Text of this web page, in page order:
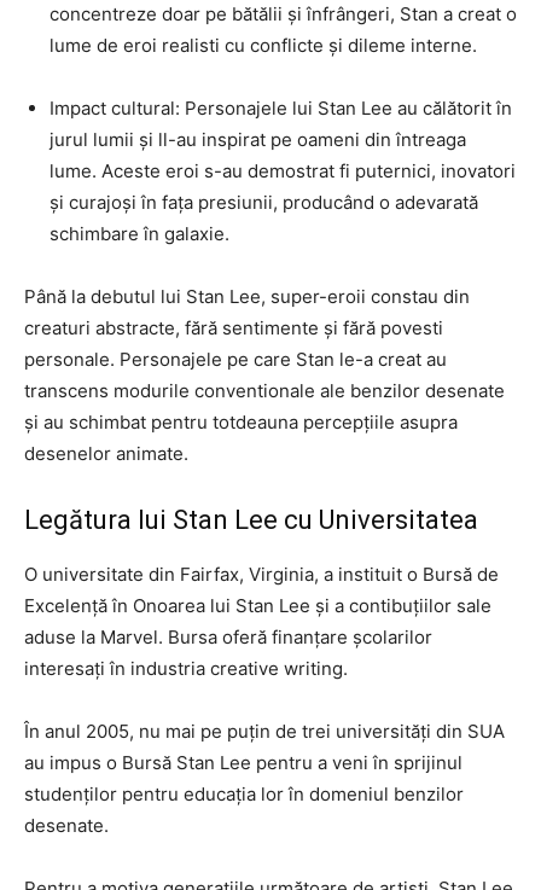
concentreze doar pe bătălii și înfrângeri, Stan a creat o
lume de eroi realisti cu conflicte și dileme interne.
Impact cultural: Personajele lui Stan Lee au călătorit în
jurul lumii și ll-au inspirat pe oameni din întreaga
lume. Aceste eroi s-au demostrat fi puternici, inovatori
și curajoși în fața presiunii, producând o adevarată
schimbare în galaxie.
Până la debutul lui Stan Lee, super-eroii constau din
creaturi abstracte, fără sentimente și fără povesti
personale. Personajele pe care Stan le-a creat au
transcens modurile conventionale ale benzilor desenate
și au schimbat pentru totdeauna percepțiile asupra
desenelor animate.
Legătura lui Stan Lee cu Universitatea
O universitate din Fairfax, Virginia, a instituit o Bursă de
Excelență în Onoarea lui Stan Lee și a contibuțiilor sale
aduse la Marvel. Bursa oferă finanțare școlarilor
interesați în industria creative writing.
În anul 2005, nu mai pe puțin de trei universități din SUA
au impus o Bursă Stan Lee pentru a veni în sprijinul
studenților pentru educația lor în domeniul benzilor
desenate.